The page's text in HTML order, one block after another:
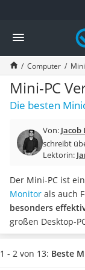
Die beliebtesten
Elektronik
Powerstation
Monitor 32 Zoll 4K
Fernseher
Drucker
Desktop-PC
Diascanner
Laser-
Powerstation mit
Gaming-PC
Soundbar
17-Zoll-Laptop
Satellitenschüssel
Gaming-Headset
Computer
Mini-PC
Die besten
Von: Jacob
schreibt
Lektorin:
Der Mini-PC ist
Monitor als auch
besonders
großen Desktop-
einfach neben
Plattform für
1 - 2 von 13: Beste